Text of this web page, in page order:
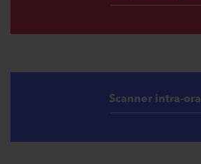
Scanner intra-oral